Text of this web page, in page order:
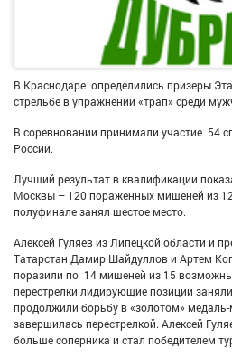
В Краснодаре определились призеры
стрельбе в упражнении «трап» среди
В соревновании принимали участие 54
России.
Лучший результат в квалификации
Москвы – 120 пораженных мишеней из
полуфинале занял шестое место.
Алексей Гуляев из Липецкой области и
Татарстан Дамир Шайдуллов и Артем
поразили по 14 мишеней из 15
перестрелки лидирующие позиции
продолжили борьбу в «золотом»
завершилась перестрелкой. Алексей
больше соперника и стал победителем